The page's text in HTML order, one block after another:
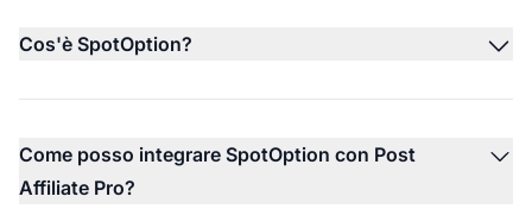
Cos'è SpotOption?
Come posso integrare SpotOption con Post
Affiliate Pro?